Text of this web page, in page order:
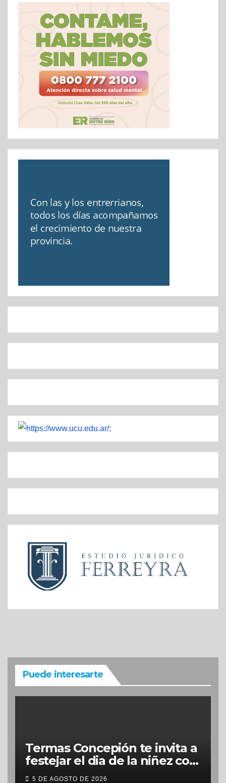
Puede interesarte
Termas Concepión te invita a
festejar el dia de la niñez con
grandes beneficios
5 DE AGOSTO DE 2026